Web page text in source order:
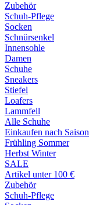
Zubehör
Schuh-Pflege
Socken
Schnürsenkel
Innensohle
Damen
Schuhe
Sneakers
Stiefel
Loafers
Lammfell
Alle Schuhe
Einkaufen nach Saison
Frühling Sommer
Herbst Winter
SALE
Artikel unter 100 €
Zubehör
Schuh-Pflege